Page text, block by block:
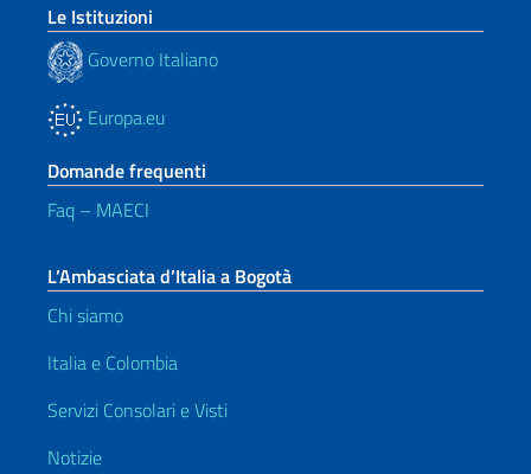
Le Istituzioni
Governo Italiano
Europa.eu
Domande frequenti
Faq – MAECI
L’Ambasciata d’Italia a Bogotà
Chi siamo
Italia e Colombia
Servizi Consolari e Visti
Notizie